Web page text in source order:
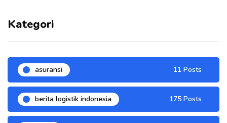
Kategori
asuransi 11 Posts
berita logistik indonesia 175 Posts